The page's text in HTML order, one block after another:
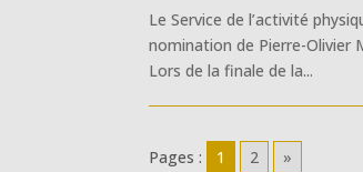
Le Service de l’activité
nomination de Pierre-Olivier
Lors de la finale de la...
Pages : 1 2 »